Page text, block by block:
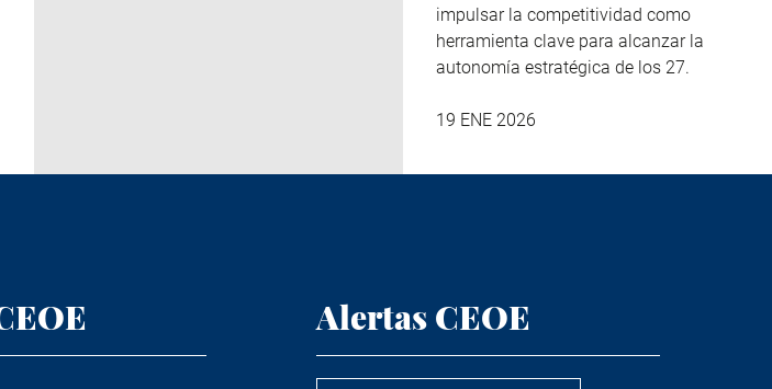
impulsar la competitividad como
herramienta clave para alcanzar la
autonomía estratégica de los 27.
19 ENE 2026
Alertas CEOE